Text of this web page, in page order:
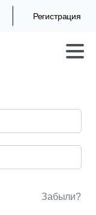
Регистрация
Забыли?